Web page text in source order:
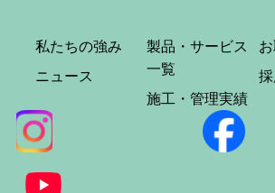
私たちの強み
ニュース
製品・サービス
一覧
施工・管理実績